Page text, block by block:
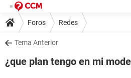
Foros Redes
Tema Anterior
¿que plan tengo en mi